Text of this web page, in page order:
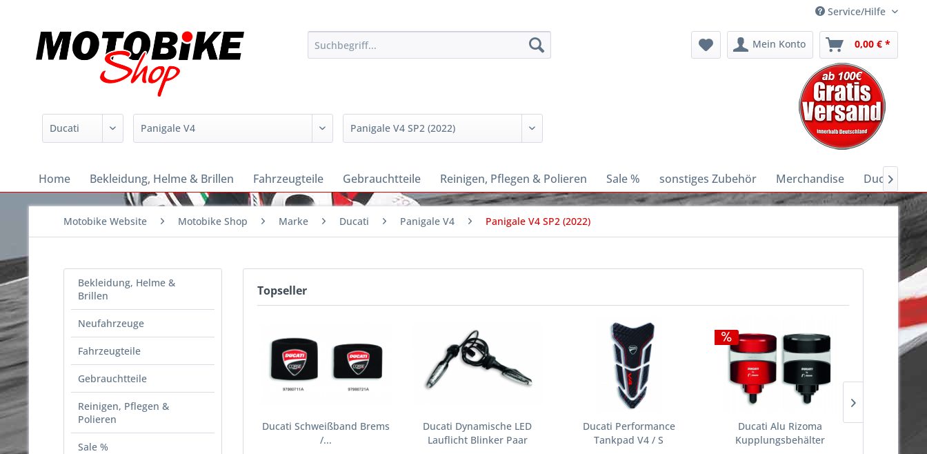
Service/Hilfe
Mein Konto 0,00 € *
Home Bekleidung, Helme & Brillen Fahrzeugteile Gebrauchtteile Reinigen, Pflegen & Polieren Sale % sonstiges Zubehör Merchandise Ducati E-

Motobike Website Motobike Shop Marke Ducati Panigale V4 Panigale V4 SP2 (2022)
Bekleidung, Helme &
Brillen
Neufahrzeuge
Fahrzeugteile
Gebrauchtteile
Reinigen, Pflegen &
Polieren
Sale %
Topseller
Ducati Schweißband Brems
/...
Ducati Dynamische LED
Lauflicht Blinker Paar
Ducati Performance
Tankpad V4 / S
Ducati Alu Rizoma
Kupplungsbehälter